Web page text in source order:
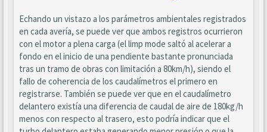
Echando un vistazo a los parámetros ambientales registrados
en cada avería, se puede ver que ambos registros ocurrieron
con el motor a plena carga (el limp mode saltó al acelerar a
fondo en el inicio de una pendiente bastante pronunciada
tras un tramo de obras con limitación a 80km/h), siendo el
fallo de coherencia de los caudalímetros el primero en
registrarse. También se puede ver que en el caudalímetro
delantero existía una diferencia de caudal de aire de 180kg/h
menos con respecto al trasero, esto podría indicar que el